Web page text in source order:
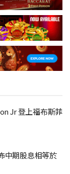
Jr 登上福布斯菲
中期股息相等於